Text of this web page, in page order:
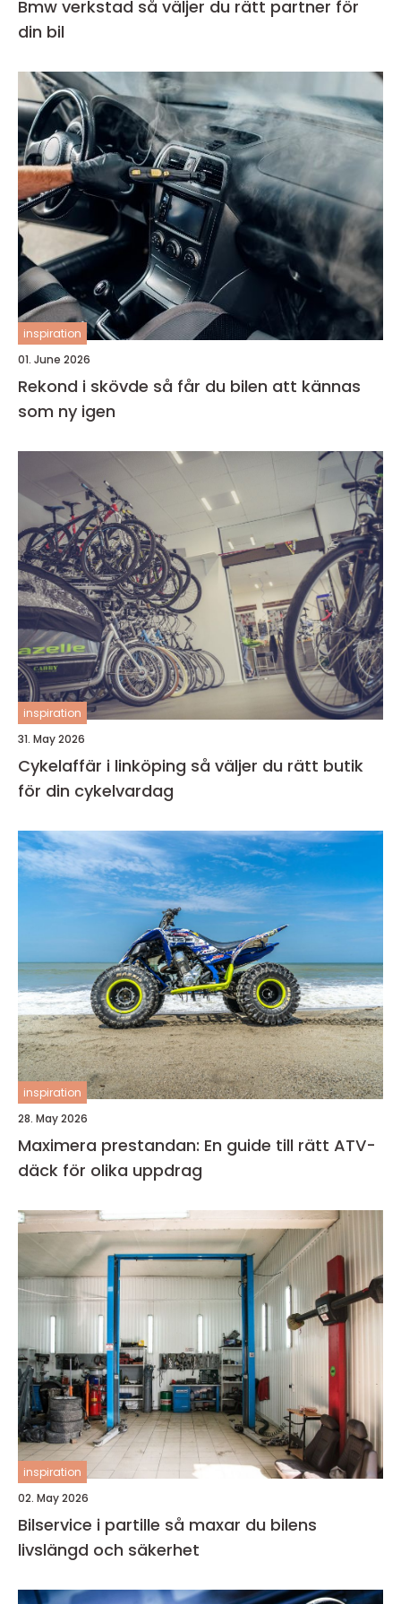
Bmw verkstad så väljer du rätt partner för
din bil
inspiration
01. June 2026
Rekond i skövde så får du bilen att kännas
som ny igen
inspiration
31. May 2026
Cykelaffär i linköping så väljer du rätt butik
för din cykelvardag
inspiration
28. May 2026
Maximera prestandan: En guide till rätt ATV-
däck för olika uppdrag
inspiration
02. May 2026
Bilservice i partille så maxar du bilens
livslängd och säkerhet